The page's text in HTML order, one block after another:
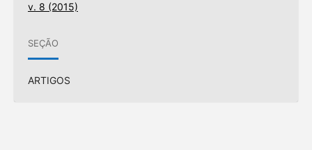
v. 8 (2015)
SEÇÃO
ARTIGOS